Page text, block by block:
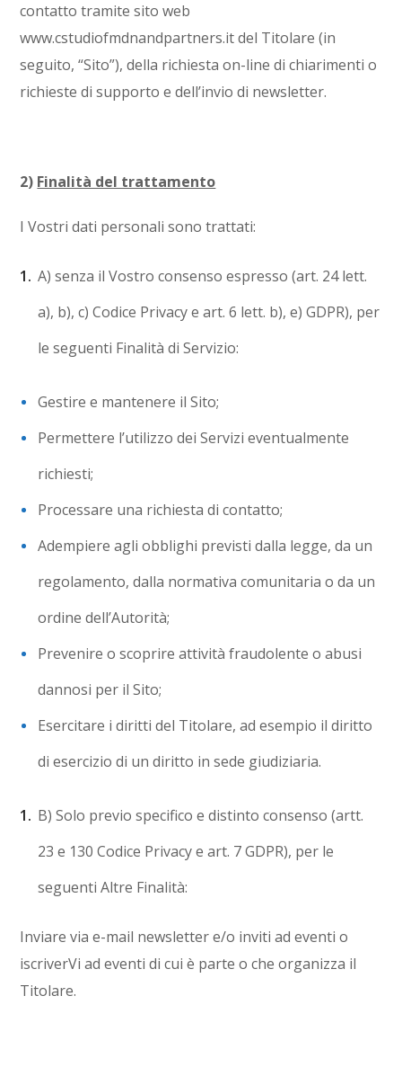
contatto tramite sito web
www.cstudiofmdnandpartners.it del Titolare (in
seguito, “Sito”), della richiesta on-line di chiarimenti o
richieste di supporto e dell’invio di newsletter.
2) Finalità del trattamento
I Vostri dati personali sono trattati:
A) senza il Vostro consenso espresso (art. 24 lett.
a), b), c) Codice Privacy e art. 6 lett. b), e) GDPR), per
le seguenti Finalità di Servizio:
Gestire e mantenere il Sito;
Permettere l’utilizzo dei Servizi eventualmente
richiesti;
Processare una richiesta di contatto;
Adempiere agli obblighi previsti dalla legge, da un
regolamento, dalla normativa comunitaria o da un
ordine dell’Autorità;
Prevenire o scoprire attività fraudolente o abusi
dannosi per il Sito;
Esercitare i diritti del Titolare, ad esempio il diritto
di esercizio di un diritto in sede giudiziaria.
B) Solo previo specifico e distinto consenso (artt.
23 e 130 Codice Privacy e art. 7 GDPR), per le
seguenti Altre Finalità:
Inviare via e-mail newsletter e/o inviti ad eventi o
iscriverVi ad eventi di cui è parte o che organizza il
Titolare.